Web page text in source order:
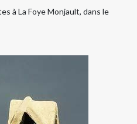
à La Foye Monjault, dans le